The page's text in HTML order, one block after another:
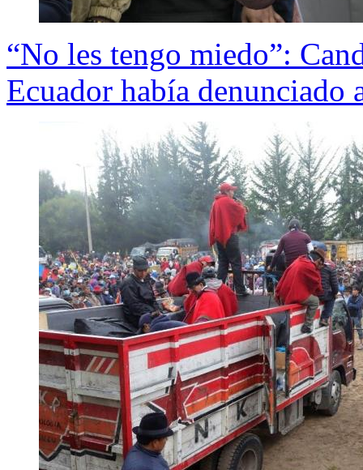
“No les tengo miedo”:
Ecuador había denunciado